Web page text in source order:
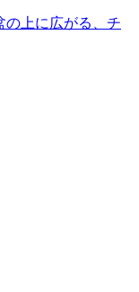
の上に広がる、チ